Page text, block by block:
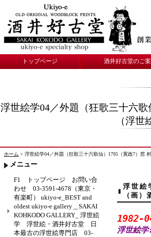
トップページ 酒井好古堂のご
浮世絵学04／外題（狂歌三十六
（浮
ホーム > 浮世絵学04／外題（狂歌三十六歌仙）1795（寛政7）窓
浮世絵
（画
1982-
浮世
メニュー
F1 トップページ お問い合
わせ 03-3591-4678（東京・
有楽町） ukiyo-e_BEST and
oldest ukiyo-e gallery＿SAKAI
KOHKODO GALLERY_ 浮世絵
学 浮世絵・酒井好古堂 日
本最古の浮世絵専門店 03-